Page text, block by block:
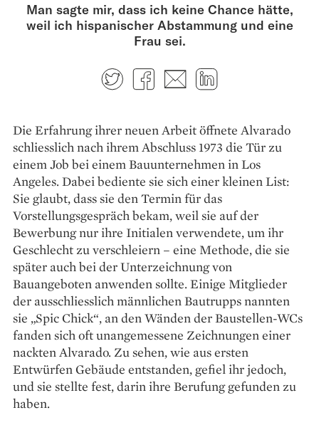
Man sagte mir, dass ich keine Chance hätte,
weil ich hispanischer Abstammung und eine
Frau sei.
TwitterFacebook
E-mail
Die Erfahrung ihrer neuen Arbeit öffnete Alvarado
schliesslich nach ihrem Abschluss 1973 die Tür zu
einem Job bei einem Bauunternehmen in Los
Angeles. Dabei bediente sie sich einer kleinen List:
Sie glaubt, dass sie den Termin für das
Vorstellungsgespräch bekam, weil sie auf der
Bewerbung nur ihre Initialen verwendete, um ihr
Geschlecht zu verschleiern – eine Methode, die sie
später auch bei der Unterzeichnung von
Bauangeboten anwenden sollte. Einige Mitglieder
der ausschliesslich männlichen Bau­trupps nannten
sie „Spic Chick“, an den Wänden der Baustellen-WCs
fanden sich oft unangemessene Zeichnungen einer
nackten Alvarado. Zu sehen, wie aus ersten
Entwürfen Gebäude entstanden, gefiel ihr jedoch,
und sie stellte fest, darin ihre Berufung gefunden zu
haben.